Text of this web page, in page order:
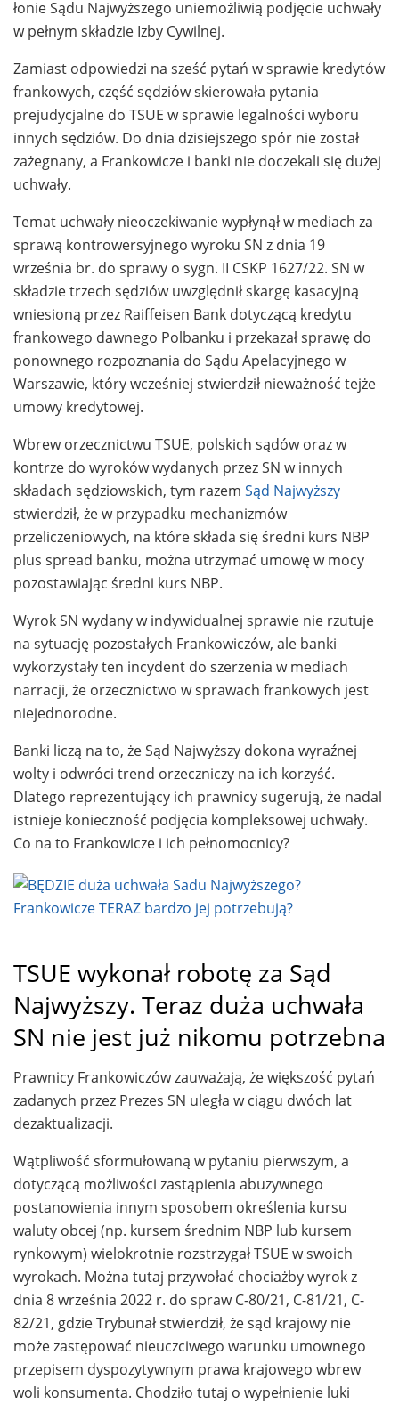
łonie Sądu Najwyższego uniemożliwią podjęcie uchwały
w pełnym składzie Izby Cywilnej.
Zamiast odpowiedzi na sześć pytań w sprawie kredytów
frankowych, część sędziów skierowała pytania
prejudycjalne do TSUE w sprawie legalności wyboru
innych sędziów. Do dnia dzisiejszego spór nie został
zażegnany, a Frankowicze i banki nie doczekali się dużej
uchwały.
Temat uchwały nieoczekiwanie wypłynął w mediach za
sprawą kontrowersyjnego wyroku SN z dnia 19
września br. do sprawy o sygn. II CSKP 1627/22. SN w
składzie trzech sędziów uwzględnił skargę kasacyjną
wniesioną przez Raiffeisen Bank dotyczącą kredytu
frankowego dawnego Polbanku i przekazał sprawę do
ponownego rozpoznania do Sądu Apelacyjnego w
Warszawie, który wcześniej stwierdził nieważność tejże
umowy kredytowej.
Wbrew orzecznictwu TSUE, polskich sądów oraz w
kontrze do wyroków wydanych przez SN w innych
składach sędziowskich, tym razem Sąd Najwyższy
stwierdził, że w przypadku mechanizmów
przeliczeniowych, na które składa się średni kurs NBP
plus spread banku, można utrzymać umowę w mocy
pozostawiając średni kurs NBP.
Wyrok SN wydany w indywidualnej sprawie nie rzutuje
na sytuację pozostałych Frankowiczów, ale banki
wykorzystały ten incydent do szerzenia w mediach
narracji, że orzecznictwo w sprawach frankowych jest
niejednorodne.
Banki liczą na to, że Sąd Najwyższy dokona wyraźnej
wolty i odwróci trend orzeczniczy na ich korzyść.
Dlatego reprezentujący ich prawnicy sugerują, że nadal
istnieje konieczność podjęcia kompleksowej uchwały.
Co na to Frankowicze i ich pełnomocnicy?
TSUE wykonał robotę za Sąd
Najwyższy. Teraz duża uchwała
SN nie jest już nikomu potrzebna
Prawnicy Frankowiczów zauważają, że większość pytań
zadanych przez Prezes SN uległa w ciągu dwóch lat
dezaktualizacji.
Wątpliwość sformułowaną w pytaniu pierwszym, a
dotyczącą możliwości zastąpienia abuzywnego
postanowienia innym sposobem określenia kursu
waluty obcej (np. kursem średnim NBP lub kursem
rynkowym) wielokrotnie rozstrzygał TSUE w swoich
wyrokach. Można tutaj przywołać chociażby wyrok z
dnia 8 września 2022 r. do spraw C-80/21, C-81/21, C-
82/21, gdzie Trybunał stwierdził, że sąd krajowy nie
może zastępować nieuczciwego warunku umownego
przepisem dyspozytywnym prawa krajowego wbrew
woli konsumenta. Chodziło tutaj o wypełnienie luki